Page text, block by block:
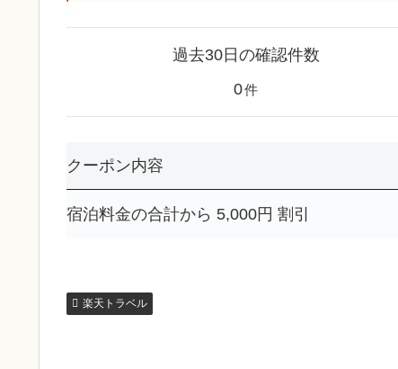
過去30日の確認件数
0件
クーポン内容
宿泊料金の合計から 5,000円 割引
楽天トラベル